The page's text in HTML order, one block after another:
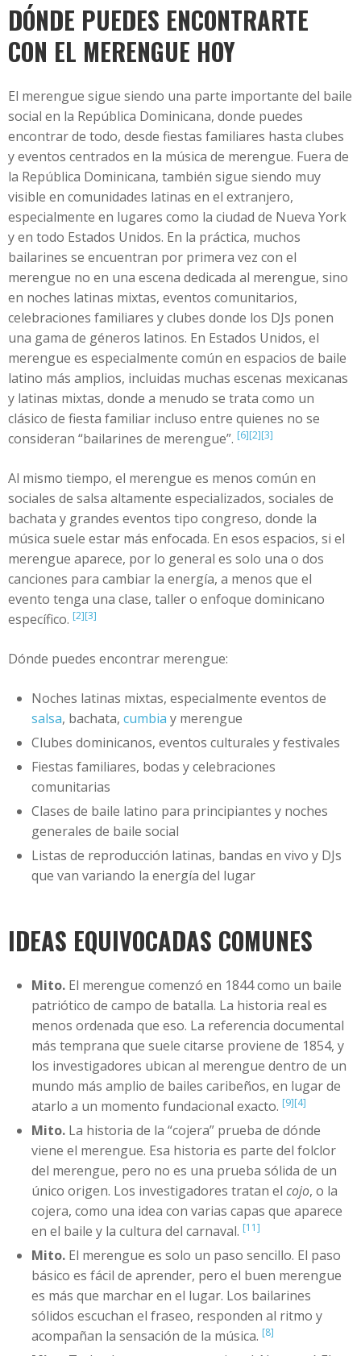
DÓNDE PUEDES ENCONTRARTE
CON EL MERENGUE HOY
El merengue sigue siendo una parte importante del baile
social en la República Dominicana, donde puedes
encontrar de todo, desde fiestas familiares hasta clubes
y eventos centrados en la música de merengue. Fuera de
la República Dominicana, también sigue siendo muy
visible en comunidades latinas en el extranjero,
especialmente en lugares como la ciudad de Nueva York
y en todo Estados Unidos. En la práctica, muchos
bailarines se encuentran por primera vez con el
merengue no en una escena dedicada al merengue, sino
en noches latinas mixtas, eventos comunitarios,
celebraciones familiares y clubes donde los DJs ponen
una gama de géneros latinos. En Estados Unidos, el
merengue es especialmente común en espacios de baile
latino más amplios, incluidas muchas escenas mexicanas
y latinas mixtas, donde a menudo se trata como un
clásico de fiesta familiar incluso entre quienes no se
consideran “bailarines de merengue”. [6][2][3]
Al mismo tiempo, el merengue es menos común en
sociales de salsa altamente especializados, sociales de
bachata y grandes eventos tipo congreso, donde la
música suele estar más enfocada. En esos espacios, si el
merengue aparece, por lo general es solo una o dos
canciones para cambiar la energía, a menos que el
evento tenga una clase, taller o enfoque dominicano
específico. [2][3]
Dónde puedes encontrar merengue:
Noches latinas mixtas, especialmente eventos de
salsa, bachata, cumbia y merengue
Clubes dominicanos, eventos culturales y festivales
Fiestas familiares, bodas y celebraciones
comunitarias
Clases de baile latino para principiantes y noches
generales de baile social
Listas de reproducción latinas, bandas en vivo y DJs
que van variando la energía del lugar
IDEAS EQUIVOCADAS COMUNES
Mito. El merengue comenzó en 1844 como un baile
patriótico de campo de batalla. La historia real es
menos ordenada que eso. La referencia documental
más temprana que suele citarse proviene de 1854, y
los investigadores ubican al merengue dentro de un
mundo más amplio de bailes caribeños, en lugar de
atarlo a un momento fundacional exacto. [9][4]
Mito. La historia de la “cojera” prueba de dónde
viene el merengue. Esa historia es parte del folclor
del merengue, pero no es una prueba sólida de un
único origen. Los investigadores tratan el cojo, o la
cojera, como una idea con varias capas que aparece
en el baile y la cultura del carnaval. [11]
Mito. El merengue es solo un paso sencillo. El paso
básico es fácil de aprender, pero el buen merengue
es más que marchar en el lugar. Los bailarines
sólidos escuchan el fraseo, responden al ritmo y
acompañan la sensación de la música. [8]